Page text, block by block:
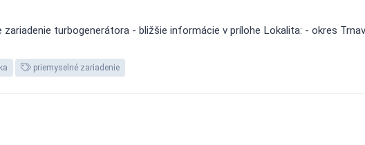
turbogenerátora - bližšie informácie v prílohe Lokalita: - okres
priemyselné zariadenie